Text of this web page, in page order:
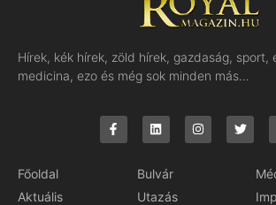
Hírek, kék hírek, zöld hírek, gazdaság, sport,
medicina, ezo és még sok minden más…
Főoldal
Aktuális
Bulvár
Utazás